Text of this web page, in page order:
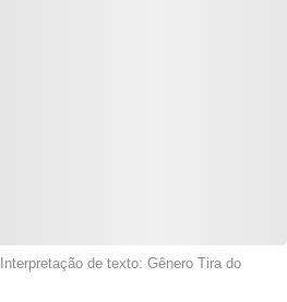
Interpretação de texto: Gênero Tira do